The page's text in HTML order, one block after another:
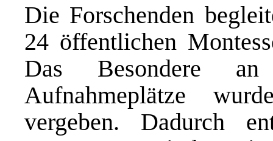
Die Forschenden
24 öffentlichen
Das Besondere
Aufnahmeplätze
vergeben. Dadurch